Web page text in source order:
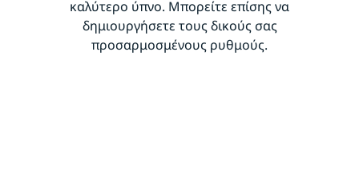
καλύτερο ύπνο. Μπορείτε επίσης να
δημιουργήσετε τους δικούς σας
προσαρμοσμένους ρυθμούς.